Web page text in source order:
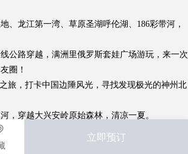
、龙江第一湾、草原圣湖呼伦湖、186彩带河，
公路穿越，满洲里俄罗斯套娃广场游玩，来一次
圈！
旅，打卡中国边陲风光，寻找发现极光的神州北
，穿越大兴安岭原始森林，清凉一夏。
排越野车，4人及以上安排商务车，每车5人封
障旅途舒适舒心。
立即预订